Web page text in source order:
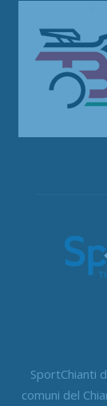
SportChianti
comuni del